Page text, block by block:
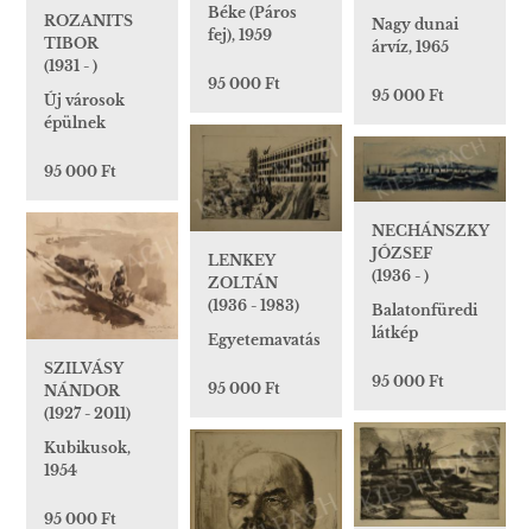
Béke (Páros
fej), 1959
95 000 Ft
Nagy dunai
árvíz, 1965
95 000 Ft
ROZANITS
TIBOR
(1931 - )
Új városok
épülnek
95 000 Ft
LENKEY
ZOLTÁN
(1936 - 1983)
Egyetemavatás
95 000 Ft
NECHÁNSZKY
JÓZSEF
(1936 - )
Balatonfüredi
látkép
95 000 Ft
SZILVÁSY
NÁNDOR
(1927 - 2011)
Kubikusok,
1954
95 000 Ft